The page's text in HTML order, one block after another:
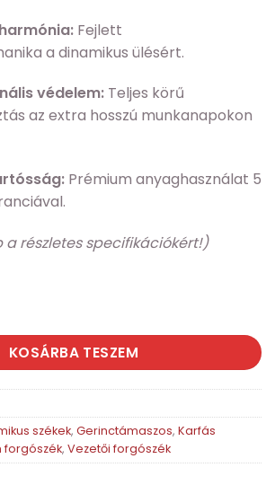
Fejlett
a dinamikus ülésért.
védelem:Teljes körű
az extra hosszú munkanapokon
Prémium anyaghasználat 5
a részletes specifikációkért!)
Prémium Ergonomikus Forgószék
KOSÁRBA TESZEM
székek, Gerinctámaszos, Karfás
forgószék, Vezetői forgószék